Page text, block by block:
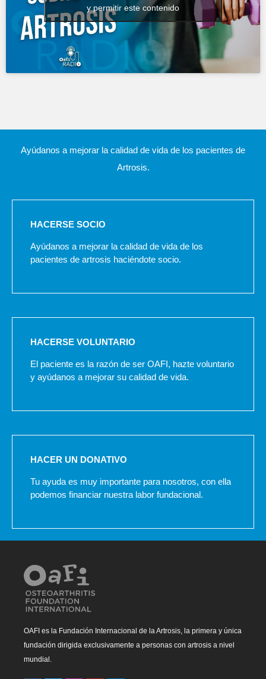
y permitir este contenido
Ayúdanos a mejorar la calidad de vida de los pacientes de
Artrosis.
HACERSE SOCIO
Ayúdanos a mejorar la calidad de vida de los
pacientes de artrosis haciéndote socio.
HACERSE VOLUNTARIO
El paciente es la razón de ser OAFI, hazte voluntario
y ayúdanos a mejorar su calidad de vida.
HACER UN DONATIVO
Tu ayuda es muy importante para nosotros, con ella
podemos financiar nuestra labor fundacional.
OAFI es la Fundación Internacional de la Artrosis, la primera y única
fundación dirigida exclusivamente a personas con artrosis a nivel
mundial.